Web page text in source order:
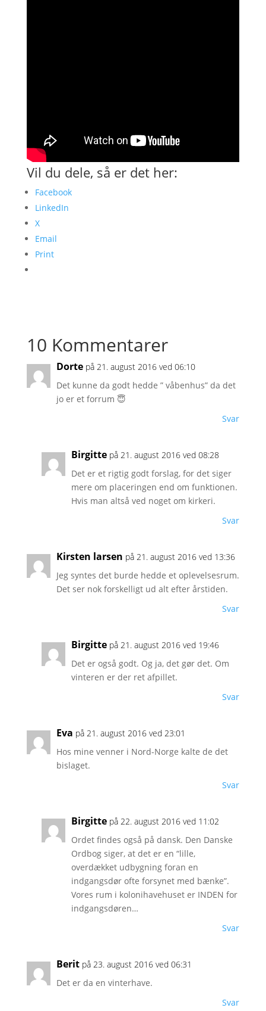
Vil du dele, så er det her:
Facebook
LinkedIn
X
Email
Print
10 Kommentarer
Dorte på 21. august 2016 ved 06:10
Det kunne da godt hedde ” våbenhus” da det
jo er et forrum 😇
Svar
Birgitte på 21. august 2016 ved 08:28
Det er et rigtig godt forslag, for det siger
mere om placeringen end om funktionen.
Hvis man altså ved noget om kirkeri.
Svar
Kirsten larsen på 21. august 2016 ved 13:36
Jeg syntes det burde hedde et oplevelsesrum.
Det ser nok forskelligt ud alt efter årstiden.
Svar
Birgitte på 21. august 2016 ved 19:46
Det er også godt. Og ja, det gør det. Om
vinteren er der ret afpillet.
Svar
Eva på 21. august 2016 ved 23:01
Hos mine venner i Nord-Norge kalte de det
bislaget.
Svar
Birgitte på 22. august 2016 ved 11:02
Ordet findes også på dansk. Den Danske
Ordbog siger, at det er en “lille,
overdækket udbygning foran en
indgangsdør ofte forsynet med bænke”.
Vores rum i kolonihavehuset er INDEN for
indgangsdøren…
Svar
Berit på 23. august 2016 ved 06:31
Det er da en vinterhave.
Svar